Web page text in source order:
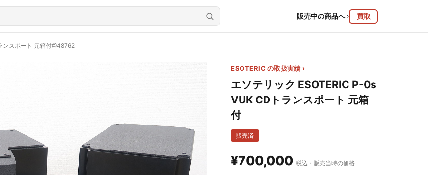
販売中の商品へ› 買取
ンスポート 元箱付@48762
ESOTERIC の取扱実績 ›
エソテリック ESOTERIC P-0s
VUK CDトランスポート 元箱
付
販売済
¥700,000 税込・販売当時の価格